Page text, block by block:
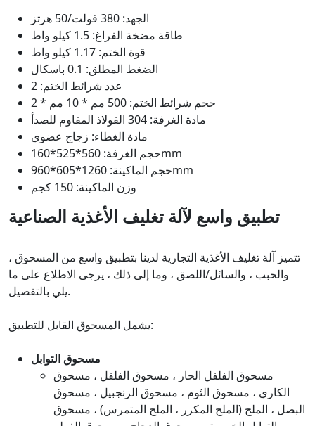
الجهد: 380 فولت/50 هرتز
طاقة مضخة الفراغ: 1.5 كيلو واط
قوة الختم: 1.17 كيلو واط
الضغط المطلق: 0.1 باسكال
عدد شرائط الختم: 2
حجم شرائط الختم: 500 مم * 10 مم * 2
مادة الغرفة: 304 الفولاذ المقاوم للصدأ
مادة الغطاء: زجاج عضوي
حجم الغرفة: 560*525*160mm
حجم الماكينة: 1260*605*960mm
وزن الماكينة: 150 كجم
تطبيق واسع لآلة تغليف الأغذية الصناعية
تتميز آلة تغليف الأغذية التجارية لدينا بتطبيق واسع من المسحوق ،
والحبب ، والسائل/اللصق ، وما إلى ذلك ، يرجى الاطلاع على ما
يلي بالتفصيل.
يشمل المسحوق القابل للتطبيق:
مسحوق التوابل
مسحوق الفلفل الحار ، مسحوق الفلفل ، مسحوق
الكاري ، مسحوق الثوم ، مسحوق الزنجبيل ، مسحوق
البصل ، الملح (الملح المكرر ، الملح المتمرس) ، مسحوق